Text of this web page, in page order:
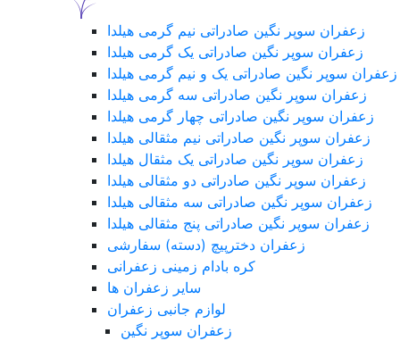
زعفران سوپر نگین صادراتی نیم گرمی هیلدا
زعفران سوپر نگین صادراتی یک گرمی هیلدا
زعفران سوپر نگین صادراتی یک و نیم گرمی هیلدا
زعفران سوپر نگین صادراتی سه گرمی هیلدا
زعفران سوپر نگین صادراتی چهار گرمی هیلدا
زعفران سوپر نگین صادراتی نیم مثقالی هیلدا
زعفران سوپر نگین صادراتی یک مثقال هیلدا
زعفران سوپر نگین صادراتی دو مثقالی هیلدا
زعفران سوپر نگین صادراتی سه مثقالی هیلدا
زعفران سوپر نگین صادراتی پنج مثقالی هیلدا
زعفران دخترپیچ (دسته) سفارشی
کره بادام زمینی زعفرانی
سایر زعفران ها
لوازم جانبی زعفران
زعفران سوپر نگین